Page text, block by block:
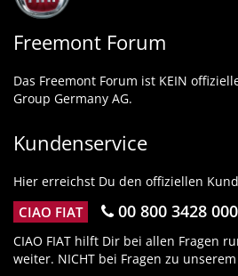
Freemont Forum
Das Freemont Forum ist KEIN
Group Germany AG.
Kundenservice
Hier erreichst Du den offiziellen
CIAO FIAT 00 800 3428
CIAO FIAT hilft Dir bei allen Fragen
weiter. NICHT bei Fragen zu